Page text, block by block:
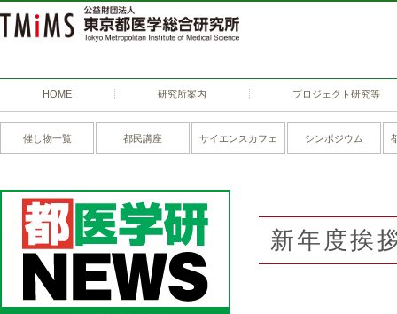
HOME 研究所案内 プロジェクト研究等
催し物一覧 都民講座 サイエンスカフェ シンポジウム
新年度挨